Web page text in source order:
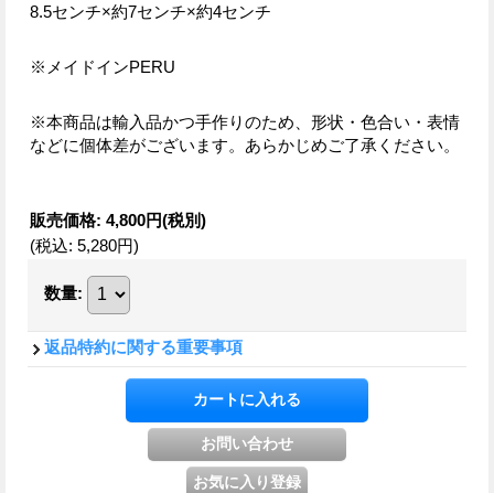
8.5センチ×約7センチ×約4センチ
※メイドインPERU
※本商品は輸入品かつ手作りのため、形状・色合い・表情
などに個体差がございます。あらかじめご了承ください。
販売価格: 4,800円(税別)
(税込: 5,280円)
数量:
返品特約に関する重要事項